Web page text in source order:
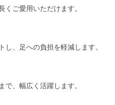
くご愛用いただけます。
、足への負担を軽減します。
で、幅広く活躍します。